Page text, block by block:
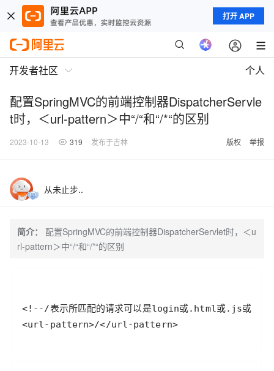
打开 APP
开发者社区 个人
配置SpringMVC的前端控制器DispatcherServle
t时，＜url-pattern＞中“/“和“/*“的区别
2023-10-13 319 发布于吉林 版权 举报
从未止步..
简介：
配置SpringMVC的前端控制器DispatcherServlet时，＜u
rl-pattern＞中“/“和“/*“的区别
<url-pattern>/</url-pattern>